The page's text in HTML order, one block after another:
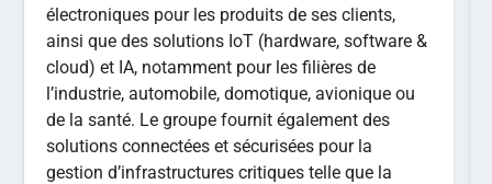
électroniques pour les produits de ses clients,
ainsi que des solutions IoT (hardware, software &
cloud) et IA, notamment pour les filières de
l’industrie, automobile, domotique, avionique ou
de la santé. Le groupe fournit également des
solutions connectées et sécurisées pour la
gestion d’infrastructures critiques telle que la